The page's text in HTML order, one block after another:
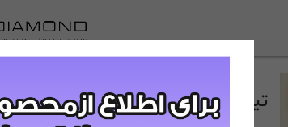
تیشرت باکسی NONE(119)کد:7528